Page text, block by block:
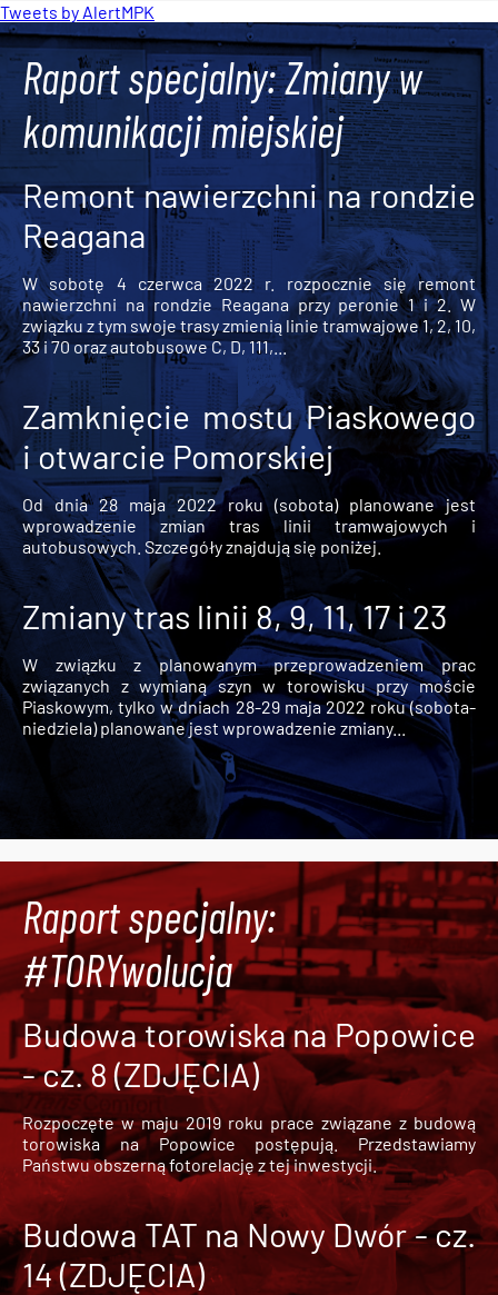
Tweets by AlertMPK
Raport specjalny: Zmiany w
komunikacji miejskiej
Remont nawierzchni na rondzie
Reagana
W sobotę 4 czerwca 2022 r. rozpocznie się remont
nawierzchni na rondzie Reagana przy peronie 1 i 2. W
związku z tym swoje trasy zmienią linie tramwajowe 1, 2, 10,
33 i 70 oraz autobusowe C, D, 111,...
Zamknięcie mostu Piaskowego
i otwarcie Pomorskiej
Od dnia 28 maja 2022 roku (sobota) planowane jest
wprowadzenie zmian tras linii tramwajowych i
autobusowych. Szczegóły znajdują się poniżej.
Zmiany tras linii 8, 9, 11, 17 i 23
W związku z planowanym przeprowadzeniem prac
związanych z wymianą szyn w torowisku przy moście
Piaskowym, tylko w dniach 28-29 maja 2022 roku (sobota-
niedziela) planowane jest wprowadzenie zmiany...
Raport specjalny:
#TORYwolucja
Budowa torowiska na Popowice
- cz. 8 (ZDJĘCIA)
Rozpoczęte w maju 2019 roku prace związane z budową
torowiska na Popowice
postępują. Przedstawiamy
Państwu obszerną fotorelację z tej inwestycji.
Budowa TAT na Nowy Dwór - cz.
14 (ZDJĘCIA)